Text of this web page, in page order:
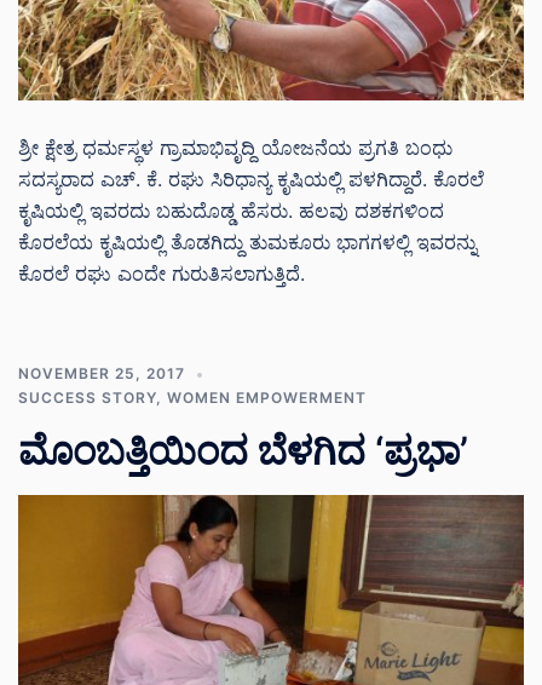
ಶ್ರೀ ಕ್ಷೇತ್ರ ಧರ್ಮಸ್ಥಳ ಗ್ರಾಮಾಭಿವೃದ್ದಿ ಯೋಜನೆಯ ಪ್ರಗತಿ ಬಂಧು
ಸದಸ್ಯರಾದ ಎಚ್. ಕೆ. ರಘು ಸಿರಿಧಾನ್ಯ ಕೃಷಿಯಲ್ಲಿ ಪಳಗಿದ್ದಾರೆ. ಕೊರಲೆ
ಕೃಷಿಯಲ್ಲಿ ಇವರದು ಬಹುದೊಡ್ಡ ಹೆಸರು. ಹಲವು ದಶಕಗಳಿಂದ
ಕೊರಲೆಯ ಕೃಷಿಯಲ್ಲಿ ತೊಡಗಿದ್ದು ತುಮಕೂರು ಭಾಗಗಳಲ್ಲಿ ಇವರನ್ನು
ಕೊರಲೆ ರಘು ಎಂದೇ ಗುರುತಿಸಲಾಗುತ್ತಿದೆ.
NOVEMBER 25, 2017
SUCCESS STORY WOMEN EMPOWERMENT
ಮೊಂಬತ್ತಿಯಿಂದ ಬೆಳಗಿದ ‘ಪ್ರಭಾ’